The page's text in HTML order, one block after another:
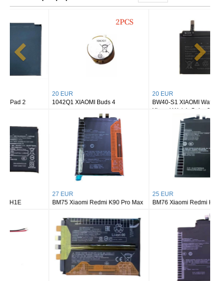
1042Q1 XIAOMI Buds 4
BW40-S1 XIAOMI Watch S1/
Xiaomi Watch Color 2
BM75 Xiaomi Redmi K90 Pro Max
BM76 Xiaomi Redmi K90